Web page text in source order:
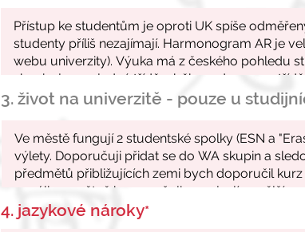
3. život na univerzitě - pouze u
4. jazykové nároky*